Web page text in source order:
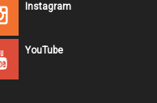
Instagram
YouTube